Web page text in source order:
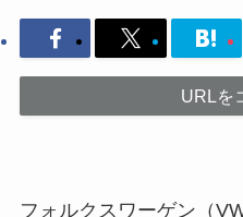
URLを
フォルクスワーゲン（